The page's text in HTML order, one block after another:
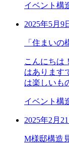
イベント 構
2025年5月9
「住まい
こんにちは
はあります
は楽しいも
イベント 構
2025年2月21
M様邸構造